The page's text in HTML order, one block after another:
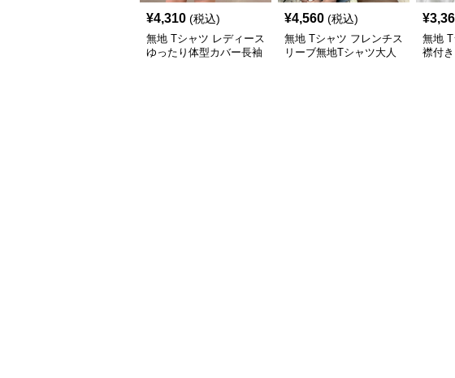
¥4,310 (税込)
無地 Tシャツ レディース
ゆったり体型カバー長袖
¥4,560 (税込)
無地 Tシャツ フレンチス
リーブ無地Tシャツ大人
¥
無地
襟付